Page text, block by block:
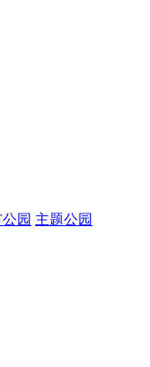
园 主题公园